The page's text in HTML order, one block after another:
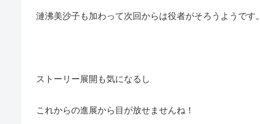
漣沸美沙子も加わって次回からは役者がそろうようです。
ストーリー展開も気になるし
これからの進展から目が放せませんね！